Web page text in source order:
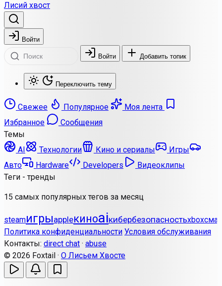
Лисий хвост
Войти
Войти Добавить топик
Переключить тему
Свежее Популярное
Моя лента
Избранное
Сообщения
Темы
AI
Технологии Кино и сериалы
Игры
Авто
Hardware Developers
Видеоклипы
Теги - тренды
15 самых популярных тегов за месяц
steamигрыappleкиноaiкибербезопасностьxbox
Политика конфиденциальности Условия обслуживания
Контакты: direct chat · abuse
© 2026 Foxtail · О Лисьем Хвосте